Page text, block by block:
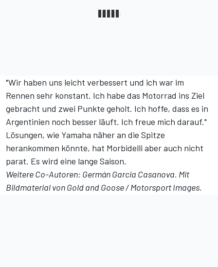
"Wir haben uns leicht verbessert und ich war im
Rennen sehr konstant. Ich habe das Motorrad ins Ziel
gebracht und zwei Punkte geholt. Ich hoffe, dass es in
Argentinien noch besser läuft. Ich freue mich darauf."
Lösungen, wie Yamaha näher an die Spitze
herankommen könnte, hat Morbidelli aber auch nicht
parat. Es wird eine lange Saison.
Weitere Co-Autoren: Germán Garcia Casanova. Mit
Bildmaterial von Gold and Goose /Motorsport Images.